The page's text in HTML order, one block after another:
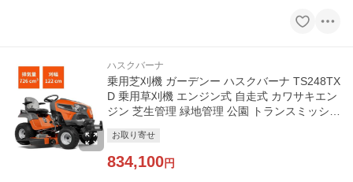
ハスクバーナ
乗用芝刈機 ガーデンー ハスクバーナ TS248TX
D 乗用草刈機 エンジン式 自走式 カワサキエン
ジン 芝生管理 緑地管理 公園 トランスミッショ
お取り寄せ
834,100円